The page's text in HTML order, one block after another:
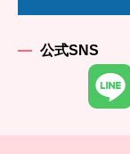
公式SNS